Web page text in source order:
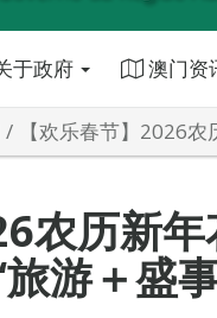
于政府 澳门资
【欢乐春节】2026
农历新
游＋盛